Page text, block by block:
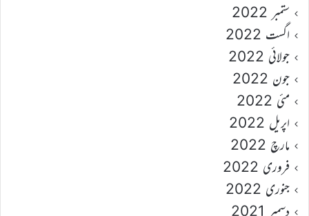
ستمبر 2022
اگست 2022
جولائی 2022
جون 2022
مئی 2022
اپریل 2022
مارچ 2022
فروری 2022
جنوری 2022
دسمبر 2021